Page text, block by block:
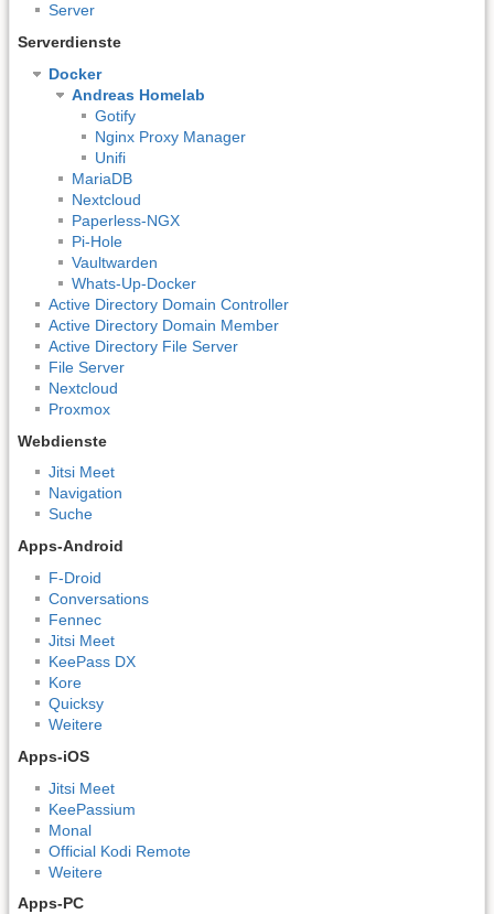
Server
Serverdienste
Docker
Andreas Homelab
Gotify
Nginx Proxy Manager
Unifi
MariaDB
Nextcloud
Paperless-NGX
Pi-Hole
Vaultwarden
Whats-Up-Docker
Active Directory Domain Controller
Active Directory Domain Member
Active Directory File Server
File Server
Nextcloud
Proxmox
Webdienste
Jitsi Meet
Navigation
Suche
Apps-Android
F-Droid
Conversations
Fennec
Jitsi Meet
KeePass DX
Kore
Quicksy
Weitere
Apps-iOS
Jitsi Meet
KeePassium
Monal
Official Kodi Remote
Weitere
Apps-PC